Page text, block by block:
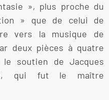
», plus proche du
» que de celui de
vers la musique de
deux pièces à quatre
soutien de Jacques
qui fut le maître